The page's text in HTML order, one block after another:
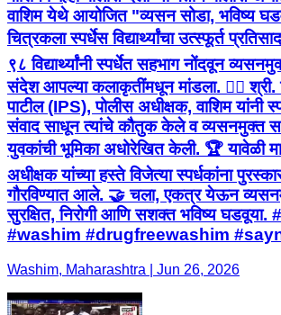
वाशिम येथे आयोजित "व्यसन सोडा, भविष्य
चित्रकला स्पर्धेस विद्यार्थ्यांचा उत्स्फूर्त
९८ विद्यार्थ्यांनी स्पर्धेत सहभाग नोंदवून
संदेश आपल्या कलाकृतींमधून मांडला. 👮‍♂️
पाटील (IPS), पोलीस अधीक्षक, वाशिम यांनी
संवाद साधून त्यांचे कौतुक केले व व्यसनमुक्त
युवकांची भूमिका अधोरेखित केली. 🏆 यावेळी
अधीक्षक यांच्या हस्ते विजेत्या स्पर्धकांना
गौरविण्यात आले. 🤝 चला, एकत्र येऊन
सुरक्षित, निरोगी आणि सशक्त भविष्य
#washim #drugfreewashim
Washim, Maharashtra | Jun 26, 2026